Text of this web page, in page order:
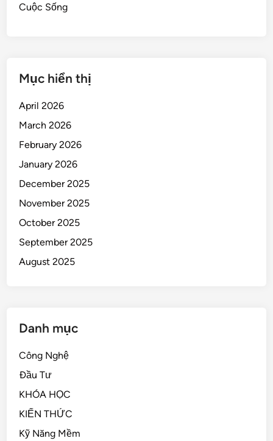
Cuộc Sống
Mục hiển thị
April 2026
March 2026
February 2026
January 2026
December 2025
November 2025
October 2025
September 2025
August 2025
Danh mục
Công Nghệ
Đầu Tư
KHÓA HỌC
KIẾN THỨC
Kỹ Năng Mềm